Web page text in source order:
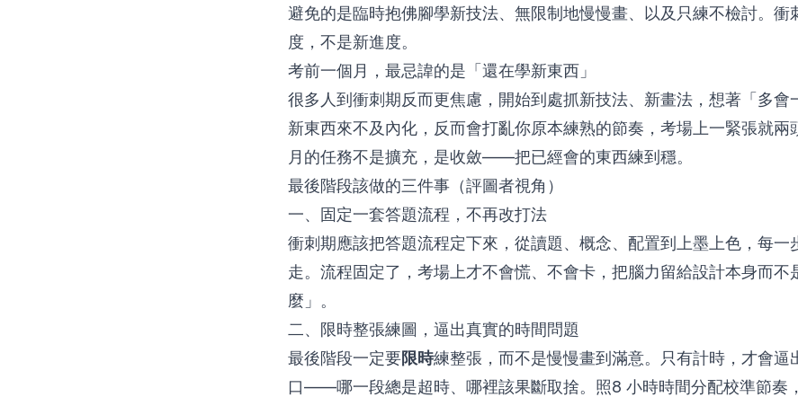
避免的是臨時抱佛腳學新技法、無限制地慢慢畫、以及只練不檢討。衝
度，不是新進度。
考前一個月，最忌諱的是「還在學新東西」
很多人到衝刺期反而更焦慮，開始到處抓新技法、新畫法，想著「多會
新東西來不及內化，反而會打亂你原本練熟的節奏，考場上一緊張就兩
月的任務不是擴充，是收斂——把已經會的東西練到穩。
最後階段該做的三件事（評圖者視角）
一、固定一套答題流程，不再改打法
衝刺期應該把答題流程定下來，從讀題、概念、配置到上墨上色，每一
走。流程固定了，考場上才不會慌、不會卡，把腦力留給設計本身而不
麼」。
二、限時整張練圖，逼出真實的時間問題
最後階段一定要限時練整張，而不是慢慢畫到滿意。只有計時，才會逼
口——哪一段總是超時、哪裡該果斷取捨。照8 小時時間分配校準節奏